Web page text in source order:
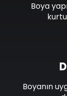
Boyanın
Boya